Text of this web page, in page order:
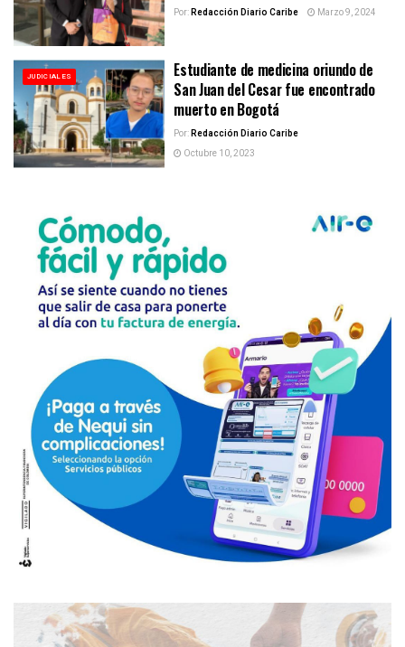
Por:Redacción Diario Caribe Marzo 9, 2024
JUDICIALES
Estudiante de medicina oriundo de
San Juan del Cesar fue encontrado
muerto en Bogotá
Por:Redacción Diario Caribe
Octubre 10, 2023